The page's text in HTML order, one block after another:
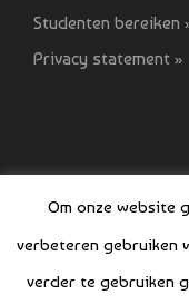
Studenten bereiken
Privacy statement »
© COPYRIGHT SI
Om onze website
verbeteren gebruiken
verder te gebruiken